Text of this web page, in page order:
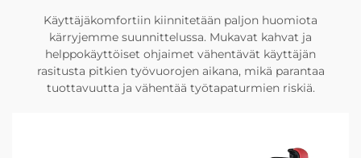
Käyttäjäkomfortiin kiinnitetään paljon huomiota
kärryjemme suunnittelussa. Mukavat kahvat ja
helppokäyttöiset ohjaimet vähentävät käyttäjän
rasitusta pitkien työvuorojen aikana, mikä parantaa
tuottavuutta ja vähentää työtapaturmien riskiä.